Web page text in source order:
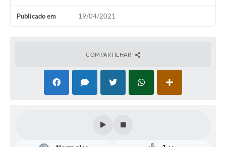
Publicado em 19/04/2021
COMPARTILHAR